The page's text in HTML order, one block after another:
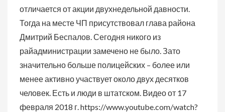
отличается от акции двухнедельной давности.
Тогда на месте ЧП присутствовал глава района
Дмитрий Беспалов. Сегодня никого из
райадминистрации замечено не было. Зато
значительно больше полицейских – более или
менее активно участвует около двух десятков
человек. Есть и люди в штатском. Видео от 17
февраля 2018 г. https://www.youtube.com/watch?